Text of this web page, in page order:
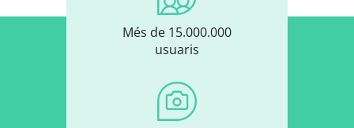
Més de 15.000.000
usuaris